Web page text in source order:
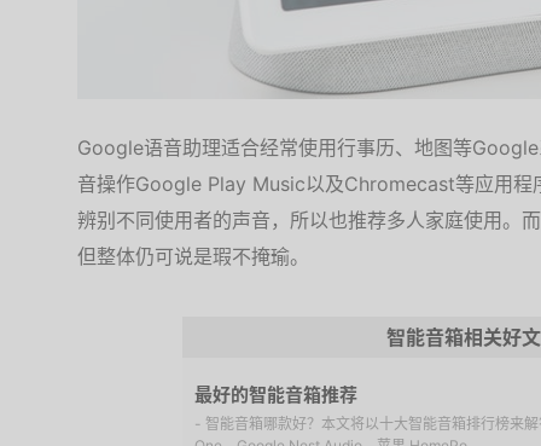
Google语音助理适合经常使用行事历、地图等
音操作Google Play Music以及Chromecast等应用程
辨别不同使用者的声音，所以也推荐多人家庭使用。
但整体仍可说是瑕不掩瑜。
智能音箱相关好
最好的智能音箱推荐
- 智能音箱哪款好？本文将以十大智能音箱排行榜来